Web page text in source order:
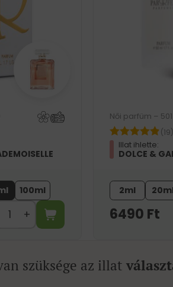
100ml
Női parfüm –
(19)
Illat ihlette:
DOLCE &
2ml 20ml
6490 Ft
szüksége az illat